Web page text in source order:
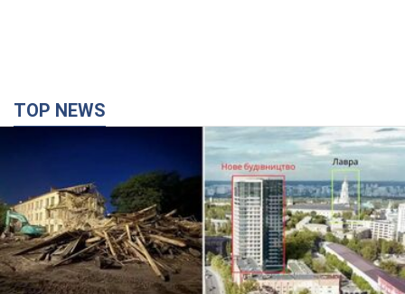
TOP NEWS